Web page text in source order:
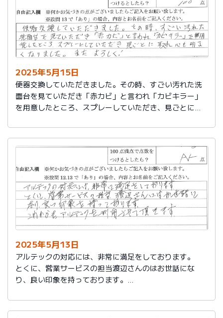
2025年5月15日
便器交換していただきました。その時、すごい汚れた洗
面台を見ていただき「赤カビ」と言われ「カビキラー」
を用意したところ、スプレーしていただき、見ごとに取
2025年5月13日
アルテックの対応には、非常に満足をしております。
とくに、営業サービスの担当渡辺さんのはお世話にな
り、良い印象を持っております。